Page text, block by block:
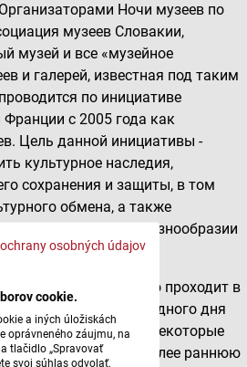
osobných údajov
cookie.
a iných úložiskách
oprávneného záujmu, na
tlačidlo „Spravovať
svoj súhlas odvolať,
Ночи музеев по
музеев Словакии,
музей и все «музейное
и галерей, известная под таким
по инициативе
с 2005 года как
Цель данной инициативы -
культурное наследия,
сохранения и защиты, в том
обмена, а также
о культурном разнообразии
ночь музеев обычно проходит в
Международного дня
18 мая, поэтому некоторые
этом году выбрали более раннюю